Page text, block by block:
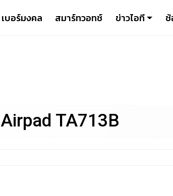
เบอร์มงคล สมาร์ทวอทช์ ข่าวไอที
Airpad TA713B